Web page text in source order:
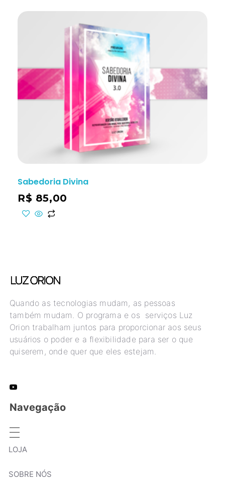
Sabedoria Divina
R$ 85,00
Quando as tecnologias mudam, as pessoas
também mudam. O programa e os serviços Luz
Orion trabalham juntos para proporcionar aos seus
usuários o poder e a flexibilidade para ser o que
quiserem, onde quer que eles estejam.
Navegação
LOJA
SOBRE NÓS